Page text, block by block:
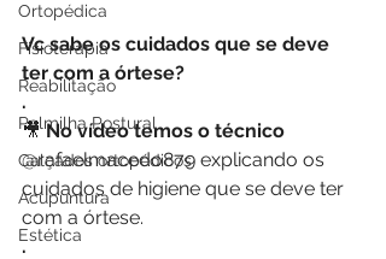
Ortopédica
Fisioterapia
Reabilitação
Palmilha Postural
Calçados ortopédicos
Acupuntura
Estética
Vc sabe os cuidados que se deve
ter com a órtese?
.
🎥 No vídeo temos o técnico
@rafaelmacedo879 explicando os
cuidados de higiene que se deve ter
com a órtese.
.